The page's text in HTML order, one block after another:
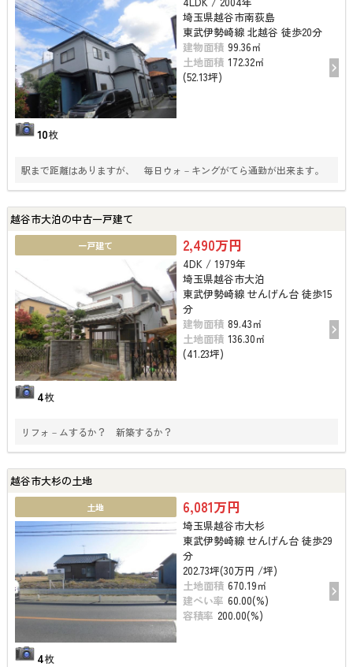
10枚
埼玉県越谷市南荻島
東武伊勢崎線 北越谷 徒歩20分
建物面積 99.36㎡
土地面積 172.32㎡
(52.13坪)
駅まで距離はありますが、 毎日ウォ－キングがてら通勤が出来ます。
越谷市大泊の中古一戸建て
一戸建て
4枚
2,490万円
4DK / 1979年
埼玉県越谷市大泊
東武伊勢崎線 せんげん台 徒歩15
分
建物面積 89.43㎡
土地面積 136.30㎡
(41.23坪)
リフォ－ムするか？ 新築するか？
越谷市大杉の土地
土地
4枚
6,081万円
埼玉県越谷市大杉
東武伊勢崎線 せんげん台 徒歩29
分
202.73坪(30万円 /坪)
土地面積 670.19㎡
建ぺい率 60.00(%)
容積率 200.00(%)